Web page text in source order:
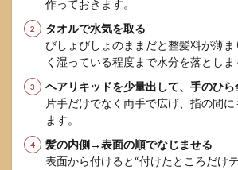
作っておきます。
タオルで水気を取る
びしょびしょのままだと整髪料が薄
く湿っている程度まで水分を落としま
ヘアリキッドを少量出して、手のひ
片手だけでなく両手で広げ、指の間
ます。
髪の内側→表面の順でなじませる
表面から付けると“付けたところだけ